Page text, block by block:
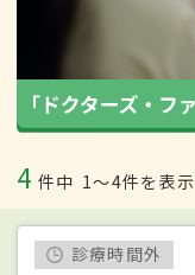
4 件中 1〜4件を表示
診療時間外